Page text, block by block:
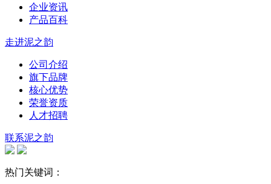
企业资讯
产品百科
走进泥之韵
公司介绍
旗下品牌
核心优势
荣誉资质
人才招聘
联系泥之韵
热门关键词：